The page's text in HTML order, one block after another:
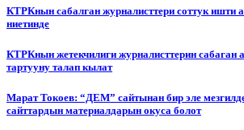
КТРКнын сабалган журналисттери соттук ишти
ниетинде
КТРКнын жетекчилиги журналисттерин сабаган
тартууну талап кылат
Марат Токоев: “ДЕМ” сайтынан бир эле
сайттардын материалдарын окуса болот